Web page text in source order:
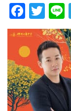
F
ac
e
b
o
o
k
T
w
it
te
r